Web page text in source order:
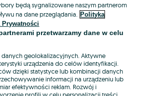
przez konto Google
LUB
będą sygnalizowane naszym partnerom
na dane przeglądania.
Polityka
Prywatności
przetwarzamy dane w celu
danych geolokalizacyjnych. Aktywne
urządzenia do celów identyfikacji.
dzięki statystyce lub kombinacji danych
informacji na urządzeniu lub
efektywności reklam. Rozwój i
profili w celu personalizacji treści.